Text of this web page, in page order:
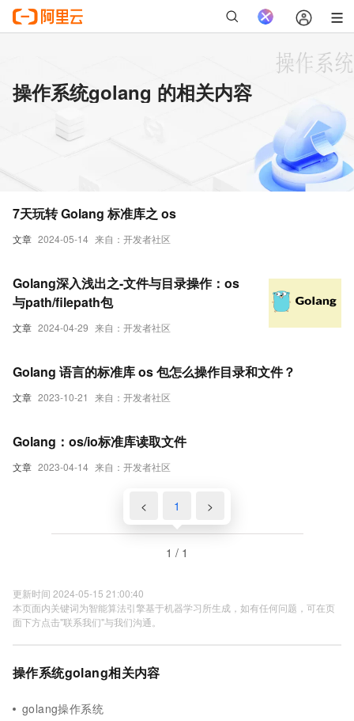
操作系统golang 的相关内容
文章 2024-05-14 来自：开发者社区
7天玩转 Golang 标准库之 os
文章 2024-04-29 来自：开发者社区
Golang深入浅出之-文件与目录操作：os
与path/filepath包
文章 2023-10-21 来自：开发者社区
Golang 语言的标准库 os 包怎么操作目录和文件？
文章 2023-04-14 来自：开发者社区
Golang：os/io标准库读取文件
< 1 >
1 / 1
更新时间 2024-05-15 21:00:40
本页面内关键词为智能算法引擎基于机器学习所生成，如有任何问题，可在页
面下方点击"联系我们"与我们沟通。
操作系统golang相关内容
golang操作系统